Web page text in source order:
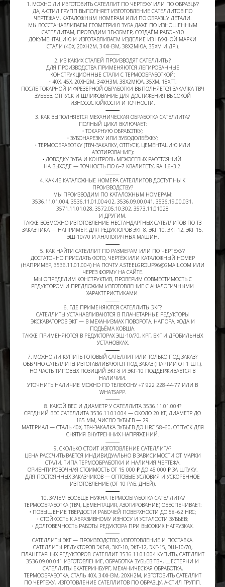
1. МОЖНО ЛИ ИЗГОТОВИТЬ САТЕЛЛИТ ПО ЧЕРТЕЖУ ИЛИ ПО ОБРАЗЦУ?
ДА, А-СТИЛ ГРУПП ВЫПОЛНЯЕТ ИЗГОТОВЛЕНИЕ САТЕЛЛИТОВ ПО
ЧЕРТЕЖАМ, КАТАЛОЖНЫМ НОМЕРАМ ИЛИ ПО ОБРАЗЦУ ДЕТАЛИ.
МЫ ВОССТАНАВЛИВАЕМ ГЕОМЕТРИЮ ЗУБА ДАЖЕ ПО ИЗНОШЕННЫМ
САТЕЛЛИТАМ, ПРОВОДИМ 3D-ОБМЕР, СОЗДАЁМ РАБОЧУЮ
ДОКУМЕНТАЦИЮ И ИЗГОТАВЛИВАЕМ ИЗДЕЛИЕ ИЗ НУЖНОЙ МАРКИ
СТАЛИ (40Х, 20ХН2М, 34ХН3М, 38Х2МЮА, 35ХМ И ДР.).
⸻
2. ИЗ КАКИХ СТАЛЕЙ ПРОИЗВОДЯТ САТЕЛЛИТЫ?
ДЛЯ ПРОИЗВОДСТВА ПРИМЕНЯЮТСЯ ЛЕГИРОВАННЫЕ
КОНСТРУКЦИОННЫЕ СТАЛИ С ТЕРМООБРАБОТКОЙ:
• 40Х, 45Х, 20ХН2М, 34ХН3М, 38Х2МЮА, 35ХМ, 18ХГТ.
ПОСЛЕ ТОКАРНОЙ И ФРЕЗЕРНОЙ ОБРАБОТКИ ВЫПОЛНЯЕТСЯ ЗАКАЛКА ТВЧ
ЗУБЬЕВ, ОТПУСК И ШЛИФОВАНИЕ ДЛЯ ДОСТИЖЕНИЯ ВЫСОКОЙ
ИЗНОСОСТОЙКОСТИ И ТОЧНОСТИ.
⸻
3. КАК ВЫПОЛНЯЕТСЯ МЕХАНИЧЕСКАЯ ОБРАБОТКА САТЕЛЛИТА?
ПОЛНЫЙ ЦИКЛ ВКЛЮЧАЕТ:
• ТОКАРНУЮ ОБРАБОТКУ;
• ЗУБОНАРЕЗКУ ИЛИ ЗУБОДОЛБЁЖКУ;
• ТЕРМООБРАБОТКУ (ТВЧ-ЗАКАЛКУ, ОТПУСК, ЦЕМЕНТАЦИЮ ИЛИ
АЗОТИРОВАНИЕ);
• ДОВОДКУ ЗУБА И КОНТРОЛЬ МЕЖОСЕВЫХ РАССТОЯНИЙ.
НА ВЫХОДЕ — ТОЧНОСТЬ ПО 6–7 КВАЛИТЕТУ, RA 1.6–3.2.
⸻
4. КАКИЕ КАТАЛОЖНЫЕ НОМЕРА САТЕЛЛИТОВ ДОСТУПНЫ К
ПРОИЗВОДСТВУ?
МЫ ПРОИЗВОДИМ ПО КАТАЛОЖНЫМ НОМЕРАМ:
3536.11.01.004, 3536.11.01.004-02, 3536.09.00.041, 3536.19.00.031,
3571.11.01.028, 3572.05.10.302, 3573.11.01028
И ДРУГИМ.
ТАКЖЕ ВОЗМОЖНО ИЗГОТОВЛЕНИЕ НЕСТАНДАРТНЫХ САТЕЛЛИТОВ ПО ТЗ
ЗАКАЗЧИКА — НАПРИМЕР, ДЛЯ РЕДУКТОРОВ ЭКГ-8, ЭКГ-10, ЭКГ-12, ЭКГ-15,
ЭШ-10/70 И АНАЛОГИЧНЫХ МАШИН.
⸻
5. КАК НАЙТИ САТЕЛЛИТ ПО РАЗМЕРАМ ИЛИ ПО ЧЕРТЕЖУ?
ДОСТАТОЧНО ПРИСЛАТЬ ФОТО, ЧЕРТЁЖ ИЛИ КАТАЛОЖНЫЙ НОМЕР
(НАПРИМЕР, 3536.11.01.004) НА ПОЧТУ A.STEELGROUP96@GMAIL.COM ИЛИ
ЧЕРЕЗ ФОРМУ НА САЙТЕ.
МЫ ОПРЕДЕЛИМ КОНСТРУКТИВ, ПРОВЕРИМ СОВМЕСТИМОСТЬ С
РЕДУКТОРОМ И ПРЕДЛОЖИМ ИЗГОТОВЛЕНИЕ С АНАЛОГИЧНЫМИ
ХАРАКТЕРИСТИКАМИ.
⸻
6. ГДЕ ПРИМЕНЯЮТСЯ САТЕЛЛИТЫ ЭКГ?
САТЕЛЛИТЫ УСТАНАВЛИВАЮТСЯ В ПЛАНЕТАРНЫЕ РЕДУКТОРЫ
ЭКСКАВАТОРОВ ЭКГ — В МЕХАНИЗМАХ ПОВОРОТА, НАПОРА, ХОДА И
ПОДЪЁМА КОВША.
ТАКЖЕ ПРИМЕНЯЮТСЯ В РЕДУКТОРАХ ЭШ-10/70, КРГ, БКГ И ДРОБИЛЬНЫХ
УСТАНОВКАХ.
⸻
7. МОЖНО ЛИ КУПИТЬ ГОТОВЫЙ САТЕЛЛИТ ИЛИ ТОЛЬКО ПОД ЗАКАЗ?
ОБЫЧНО САТЕЛЛИТЫ ИЗГОТАВЛИВАЮТСЯ ПОД ЗАКАЗ (ПАРТИИ ОТ 1 ШТ.),
НО ЧАСТЬ ТИПОВЫХ ПОЗИЦИЙ ЭКГ-8 И ЭКГ-10 ПОДДЕРЖИВАЕТСЯ В
НАЛИЧИИ.
УТОЧНИТЬ НАЛИЧИЕ МОЖНО ПО ТЕЛЕФОНУ +7 922 228-44-77 ИЛИ В
WHATSAPP.
⸻
8. КАКОЙ ВЕС И ДИАМЕТР У САТЕЛЛИТА 3536.11.01.004?
СРЕДНИЙ ВЕС САТЕЛЛИТА 3536.11.01.004 — ОКОЛО 20 КГ, ДИАМЕТР ДО
165 ММ, ЧИСЛО ЗУБЬЕВ — 29.
МАТЕРИАЛ — СТАЛЬ 40Х, ТВЧ-ЗАКАЛКА ЗУБЬЕВ ДО HRC 58–60, ОТПУСК ДЛЯ
СНЯТИЯ ВНУТРЕННИХ НАПРЯЖЕНИЙ.
⸻
9. СКОЛЬКО СТОИТ ИЗГОТОВЛЕНИЕ САТЕЛЛИТА?
ЦЕНА РАССЧИТЫВАЕТСЯ ИНДИВИДУАЛЬНО В ЗАВИСИМОСТИ ОТ МАРКИ
СТАЛИ, ТИПА ТЕРМООБРАБОТКИ И НАЛИЧИЯ ЧЕРТЕЖА.
ОРИЕНТИРОВОЧНАЯ СТОИМОСТЬ ОТ 15 000 ₽ ДО 45 000 ₽ ЗА ШТУКУ.
ДЛЯ ПОСТОЯННЫХ ЗАКАЗЧИКОВ — ОПТОВЫЕ УСЛОВИЯ И УСКОРЕННОЕ
ИЗГОТОВЛЕНИЕ (ОТ 10 РАБ. ДНЕЙ).
⸻
10. ЗАЧЕМ ВООБЩЕ НУЖНА ТЕРМООБРАБОТКА САТЕЛЛИТА?
ТЕРМООБРАБОТКА (ТВЧ, ЦЕМЕНТАЦИЯ, АЗОТИРОВАНИЕ) ОБЕСПЕЧИВАЕТ:
• ПОВЫШЕНИЕ ТВЁРДОСТИ РАБОЧЕЙ ПОВЕРХНОСТИ ДО 58–62 HRC;
• СТОЙКОСТЬ К АБРАЗИВНОМУ ИЗНОСУ И УСТАЛОСТИ ЗУБЬЕВ;
• ДОЛГОВЕЧНОСТЬ РАБОТЫ РЕДУКТОРА ПРИ ВЫСОКИХ НАГРУЗКАХ.
⸻
САТЕЛЛИТЫ ЭКГ — ПРОИЗВОДСТВО, ИЗГОТОВЛЕНИЕ И ПОСТАВКА.
САТЕЛЛИТЫ РЕДУКТОРОВ ЭКГ-8, ЭКГ-10, ЭКГ-12, ЭКГ-15, ЭШ-10/70,
ПЛАНЕТАРНЫХ РЕДУКТОРОВ. САТЕЛЛИТ 3536.11.01.004 КУПИТЬ, САТЕЛЛИТ
3536.09.00.041 ИЗГОТОВЛЕНИЕ, ОБРАБОТКА ЗУБЬЕВ ТВЧ, ШЕСТЕРНИ И
САТЕЛЛИТЫ ЕКАТЕРИНБУРГ, МЕХАНИЧЕСКАЯ ОБРАБОТКА,
ТЕРМООБРАБОТКА, СТАЛЬ 40Х, 34ХН3М, 20ХН2М, ИЗГОТОВИТЬ САТЕЛЛИТ
ПО ЧЕРТЕЖУ, ИЗГОТОВЛЕНИЕ САТЕЛЛИТОВ ПО ОБРАЗЦУ, А-СТИЛ ГРУПП.